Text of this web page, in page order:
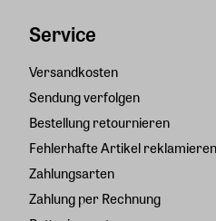
Service
Versandkosten
Sendung verfolgen
Bestellung retournieren
Fehlerhafte Artikel reklamieren
Zahlungsarten
Zahlung per Rechnung